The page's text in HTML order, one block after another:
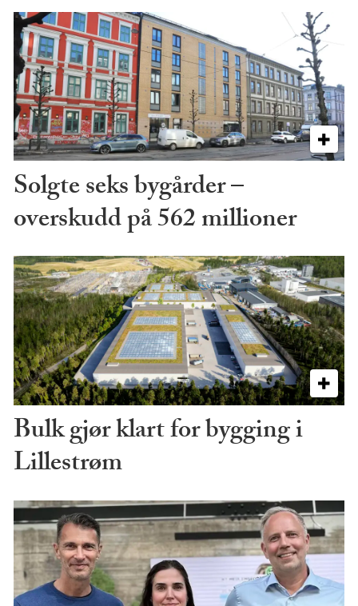
Solgte seks bygårder –
overskudd på 562 millioner
Bulk gjør klart for bygging i
Lillestrøm